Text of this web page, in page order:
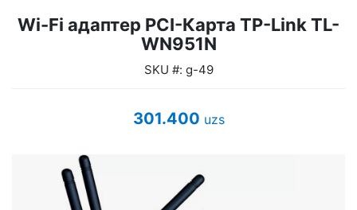
Оборудование Mikrotik
ADSL, Wan / Lan Routers, Wi-Fi
IP Telephony
Stereo systems
Wi-Fi адаптер PCI-Карта TP-Link TL-
WN951N
SKU #: g-49
301.400 uzs